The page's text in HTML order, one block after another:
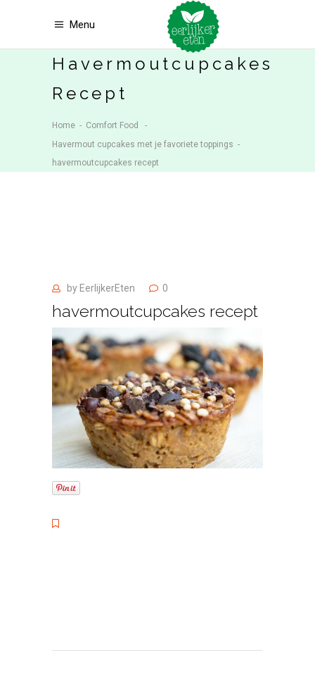
Menu
Havermoutcupcakes
Recept
Home - Comfort Food
-
Havermout cupcakes met je favoriete toppings -
havermoutcupcakes recept
by EerlijkerEten 0
havermoutcupcakes recept